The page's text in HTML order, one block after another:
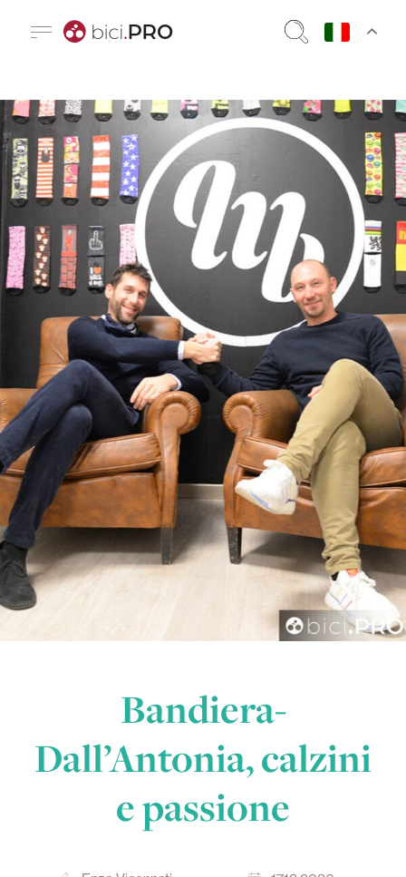
Bandiera-
Dall’Antonia, calzini
e passione